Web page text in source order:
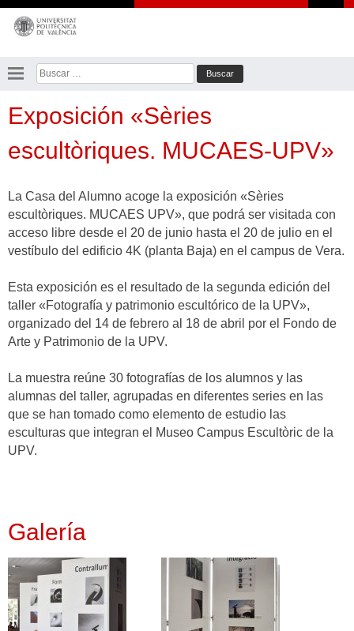
Saltar
contenido
Buscar:
Exposición «Sèries
escultòriques. MUCAES-UPV»
La Casa del Alumno acoge la exposición «Sèries
escultòriques. MUCAES UPV», que podrá ser visitada con
acceso libre desde el 20 de junio hasta el 20 de julio en el
vestíbulo del edificio 4K (planta Baja) en el campus de Vera.
Esta exposición es el resultado de la segunda edición del
taller «Fotografía y patrimonio escultórico de la UPV»,
organizado del 14 de febrero al 18 de abril por el Fondo de
Arte y Patrimonio de la UPV.
La muestra reúne 30 fotografías de los alumnos y las
alumnas del taller, agrupadas en diferentes series en las
que se han tomado como elemento de estudio las
esculturas que integran el Museo Campus Escultòric de la
UPV.
Galería